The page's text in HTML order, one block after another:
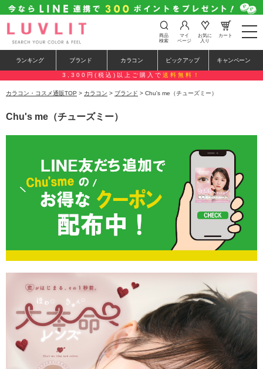
t
o
e
n
t
商品
検索
マイ
ページ
お気に
入り
カート
ランキング ブランド カラコン ピックアップ キャンペーン
3,300円(税込)以上ご購入で 送料無料！
カラコン・コスメ通販TOP > カラコン > ブランド > Chu's me（チューズミー）
Chu's me（チューズミー）